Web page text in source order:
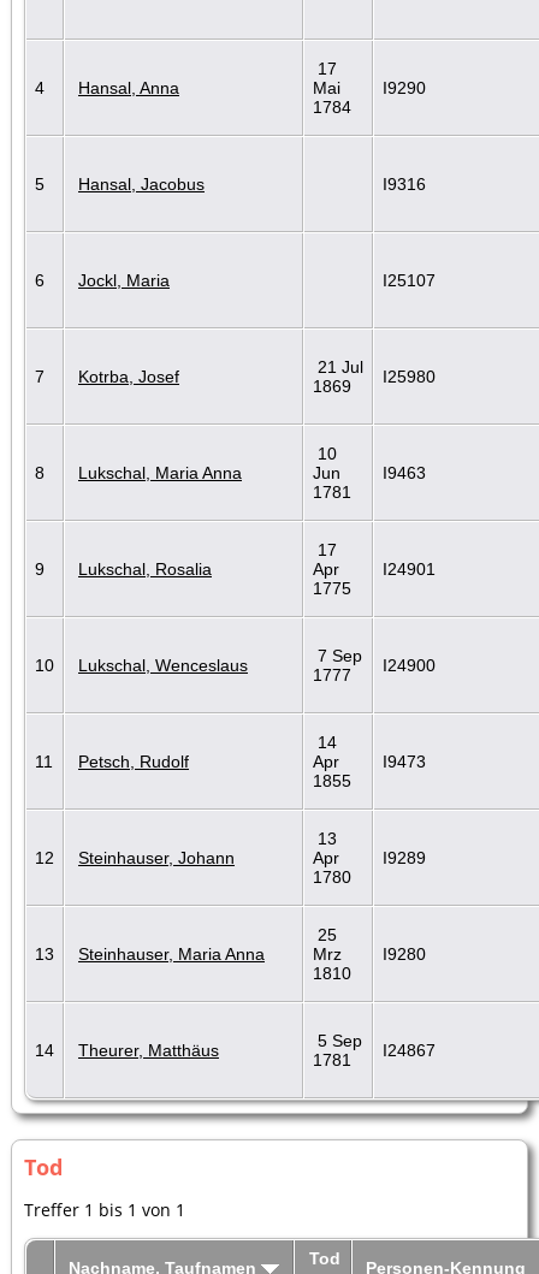
4 Hansal, Anna
17
Mai
1784
I9290
5 Hansal, Jacobus I9316
6 Jockl, Maria I25107
7 Kotrba, Josef
21 Jul
1869
I25980
8 Lukschal, Maria Anna
10
Jun
1781
I9463
9 Lukschal, Rosalia
17
Apr
1775
I24901
10 Lukschal, Wenceslaus
7 Sep
1777
I24900
11 Petsch, Rudolf
14
Apr
1855
I9473
12 Steinhauser, Johann
13
Apr
1780
I9289
13 Steinhauser, Maria Anna
25
Mrz
1810
I9280
14 Theurer, Matthäus
5 Sep
1781
I24867
Tod
Treffer 1 bis 1 von 1
Nachname, Taufnamen Tod Personen-Kennung